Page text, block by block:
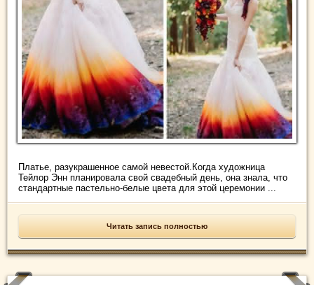
Платье, разукрашенное самой невестой.Когда художница
Тейлор Энн планировала свой свадебный день, она знала, что
стандартные пастельно-белые цвета для этой церемонии ...
Читать запись полностью